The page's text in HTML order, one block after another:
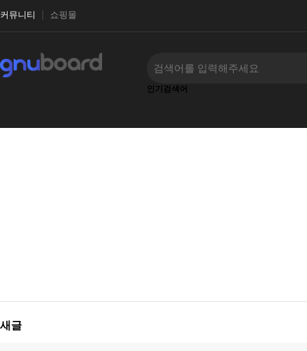
커뮤니티 쇼핑몰
인기검색어
새글